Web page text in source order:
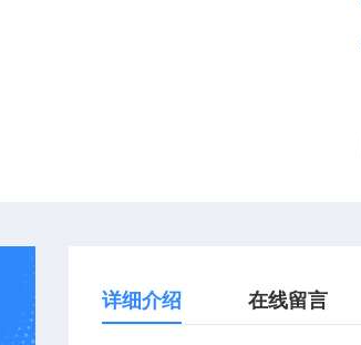
详细介绍 在线留言